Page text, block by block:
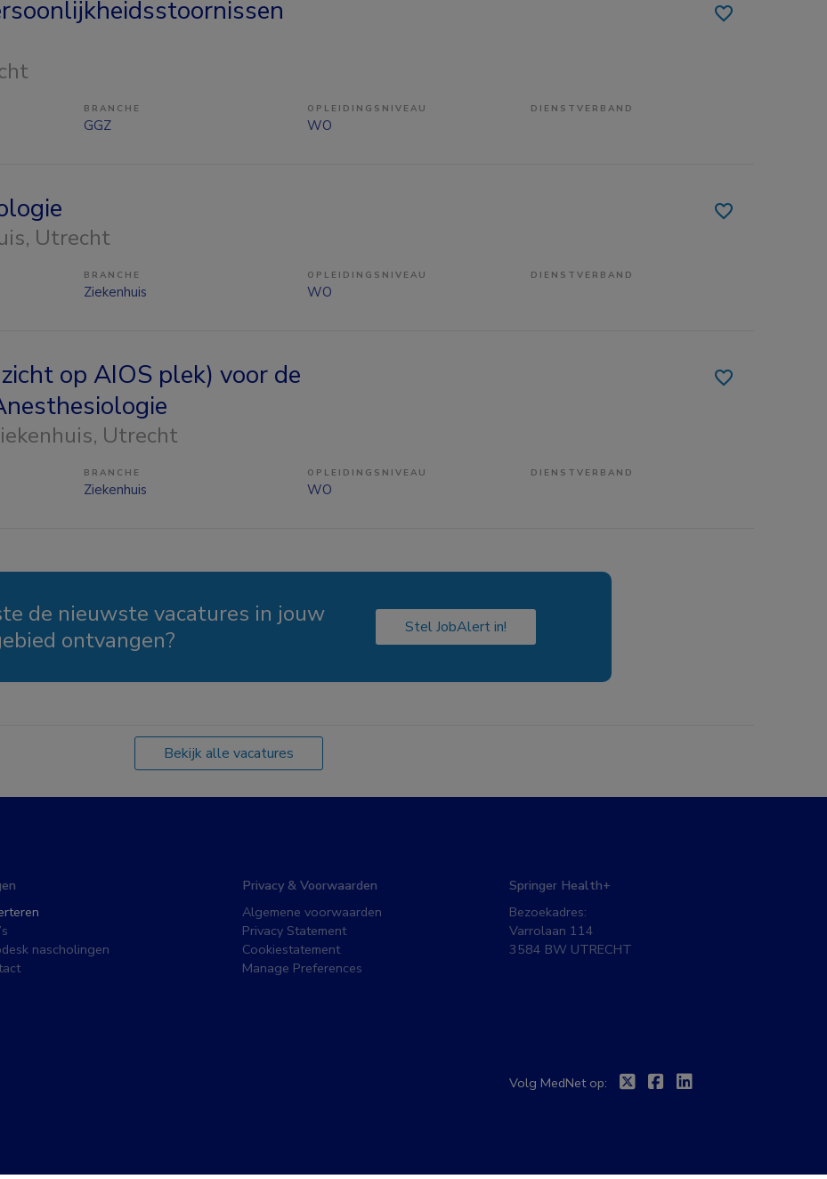
BRANCHE
GGZ
OPLEIDINGSNIVEAU
WO
DIENSTVERBAND
, Utrecht
BRANCHE
Ziekenhuis
OPLEIDINGSNIVEAU
WO
DIENSTVERBAND
op AIOS plek) voor de
, Utrecht
BRANCHE
Ziekenhuis
OPLEIDINGSNIVEAU
WO
DIENSTVERBAND
de nieuwste vacatures in jouw
ontvangen?
Stel JobAlert in!
Bekijk alle vacatures
nascholingen
Privacy & Voorwaarden
Algemene voorwaarden
Privacy Statement
Cookiestatement
Manage Preferences
Springer Health+
Bezoekadres:
Varrolaan 114
3584 BW UTRECHT
Volg MedNet op: TwitterFacebook
Linkedin